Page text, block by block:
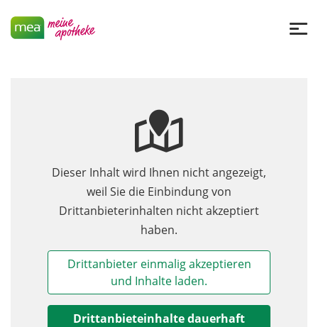
Dieser Inhalt wird Ihnen nicht angezeigt,
weil Sie die Einbindung von
Drittanbieterinhalten nicht akzeptiert
haben.
Drittanbieter einmalig akzeptieren
und Inhalte laden.
Drittanbieteinhalte dauerhaft